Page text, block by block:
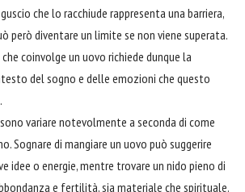
che lo racchiude rappresenta una barriera,
però diventare un limite se non viene superata.
coinvolge un uovo richiede dunque la
del sogno e delle emozioni che questo
variare notevolmente a seconda di come
Sognare di mangiare un uovo può suggerire
idee o energie, mentre trovare un nido pieno di
e fertilità, sia materiale che spirituale.